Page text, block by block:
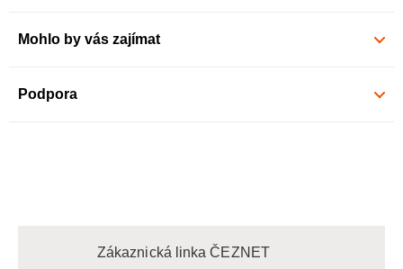
Mohlo by vás zajímat
Podpora
Zákaznická linka ČEZNET